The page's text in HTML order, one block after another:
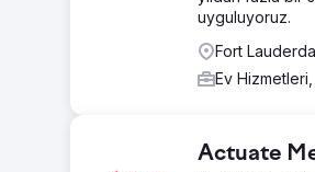
uyguluyoruz.
Fort
Ev
Actuate